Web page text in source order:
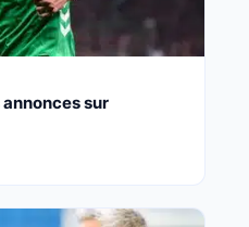
sur